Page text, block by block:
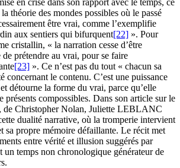
théorie des mondes possibles où le passé
être vrai, comme l’exemplifie
aux sentiers qui bifurquent[22] ». Pour
cristallin, « la narration cesse d’être
prétendre au vrai, pour se faire
[23] ». Ce n’est pas du tout « chacun sa
concernant le contenu. C’est une puissance
détourne la forme du vrai, parce qu’elle
présents compossibles. Dans son article sur le
de Christopher Nolan, Juliette LEBLANC
dualité narrative, où la tromperie intervient
sa propre mémoire défaillante. Le récit met
entre vérité et illusion suggérés par
un temps non chronologique générateur de